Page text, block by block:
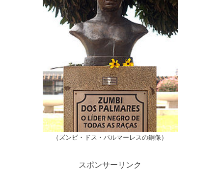
（ズンビ・ドス・パルマーレスの銅像）
スポンサーリンク